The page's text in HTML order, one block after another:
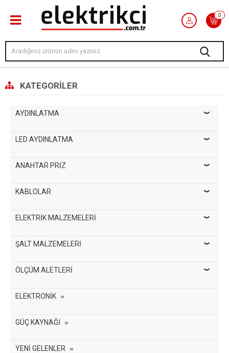
0
KATEGORILER
AYDINLATMA
LED AYDINLATMA
ANAHTAR PRİZ
KABLOLAR
ELEKTRİK MALZEMELERİ
ŞALT MALZEMELERİ
ÖLÇÜM ALETLERİ
ELEKTRONİK
GÜÇ KAYNAĞI
YENİ GELENLER